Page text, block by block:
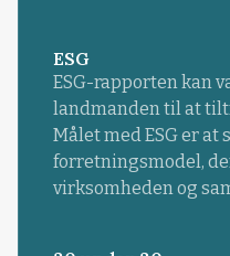
ESG
ESG-rapporten kan
landmanden til at
Målet med ESG er at
forretningsmodel,
virksomheden og